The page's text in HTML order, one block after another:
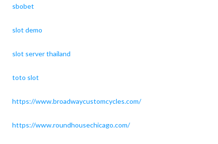
sbobet
slot demo
slot server thailand
toto slot
https://www.broadwaycustomcycles.com/
https://www.roundhousechicago.com/